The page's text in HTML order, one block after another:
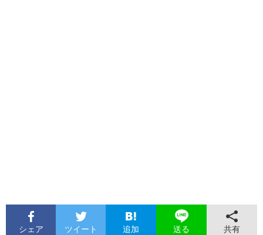
シェア ツイート 追加 送る 共有